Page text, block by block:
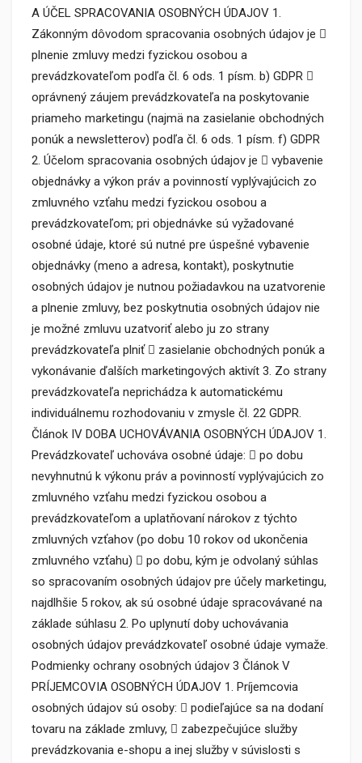
A ÚČEL SPRACOVANIA OSOBNÝCH ÚDAJOV 1.
Zákonným dôvodom spracovania osobných údajov je 
plnenie zmluvy medzi fyzickou osobou a
prevádzkovateľom podľa čl. 6 ods. 1 písm. b) GDPR 
oprávnený záujem prevádzkovateľa na poskytovanie
priameho marketingu (najmä na zasielanie obchodných
ponúk a newsletterov) podľa čl. 6 ods. 1 písm. f) GDPR
2. Účelom spracovania osobných údajov je  vybavenie
objednávky a výkon práv a povinností vyplývajúcich zo
zmluvného vzťahu medzi fyzickou osobou a
prevádzkovateľom; pri objednávke sú vyžadované
osobné údaje, ktoré sú nutné pre úspešné vybavenie
objednávky (meno a adresa, kontakt), poskytnutie
osobných údajov je nutnou požiadavkou na uzatvorenie
a plnenie zmluvy, bez poskytnutia osobných údajov nie
je možné zmluvu uzatvoriť alebo ju zo strany
prevádzkovateľa plniť  zasielanie obchodných ponúk a
vykonávanie ďalších marketingových aktivít 3. Zo strany
prevádzkovateľa neprichádza k automatickému
individuálnemu rozhodovaniu v zmysle čl. 22 GDPR.
Článok IV DOBA UCHOVÁVANIA OSOBNÝCH ÚDAJOV 1.
Prevádzkovateľ uchováva osobné údaje:  po dobu
nevyhnutnú k výkonu práv a povinností vyplývajúcich zo
zmluvného vzťahu medzi fyzickou osobou a
prevádzkovateľom a uplatňovaní nárokov z týchto
zmluvných vzťahov (po dobu 10 rokov od ukončenia
zmluvného vzťahu)  po dobu, kým je odvolaný súhlas
so spracovaním osobných údajov pre účely marketingu,
najdlhšie 5 rokov, ak sú osobné údaje spracovávané na
základe súhlasu 2. Po uplynutí doby uchovávania
osobných údajov prevádzkovateľ osobné údaje vymaže.
Podmienky ochrany osobných údajov 3 Článok V
PRÍJEMCOVIA OSOBNÝCH ÚDAJOV 1. Príjemcovia
osobných údajov sú osoby:  podieľajúce sa na dodaní
tovaru na základe zmluvy,  zabezpečujúce služby
prevádzkovania e-shopu a inej služby v súvislosti s